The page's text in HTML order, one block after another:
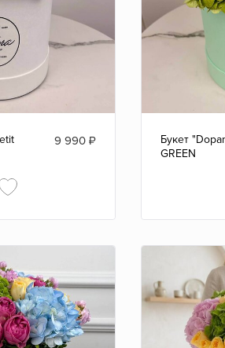
9 990 ₽
Букет
GREEN